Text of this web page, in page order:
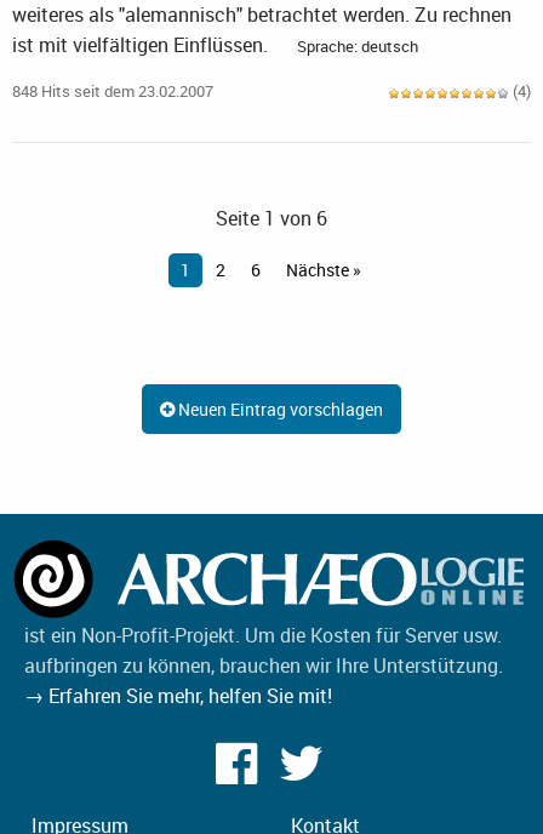
weiteres als "alemannisch" betrachtet werden. Zu rechnen
ist mit vielfältigen Einflüssen.
Sprache: deutsch
848 Hits seit dem 23.02.2007 (4)
Seite 1 von 6
1 2 6 Nächste »
Neuen Eintrag vorschlagen
ist ein Non-Profit-Projekt. Um die Kosten für Server usw.
aufbringen zu können, brauchen wir Ihre Unterstützung.
→ Erfahren Sie mehr, helfen Sie mit!
Impressum Kontakt